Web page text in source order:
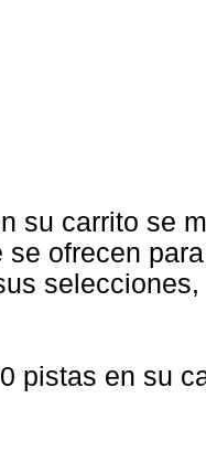
su carrito se
ofrecen
pistas en su